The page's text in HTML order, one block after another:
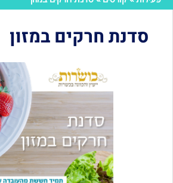
סדנת חרקים במזון